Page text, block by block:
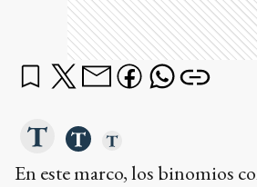
En este marco, los binomios